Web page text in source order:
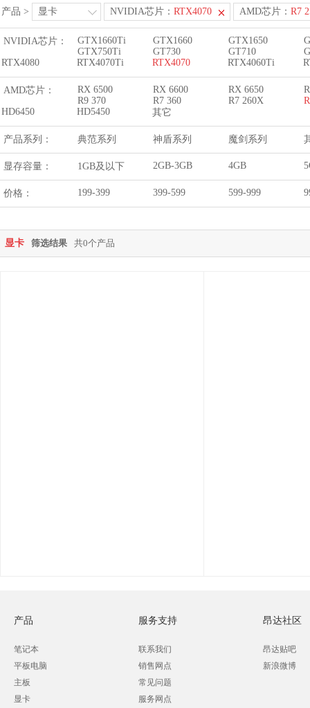
产品 > 显卡 NVIDIA芯片： RTX4070 AMD芯片： R7
NVIDIA芯片： GTX1660Ti GTX1660 GTX1650
GTX750Ti
GT730 GT710
RTX4080
RTX4070Ti RTX4070 RTX4060Ti
AMD芯片： RX 6500 RX 6600 RX 6650
R9 370
R7 360 R7 260X
HD6450
HD5450 其它
产品系列： 典范系列 神盾系列 魔剑系列
显存容量： 1GB及以下 2GB-3GB 4GB
价格： 199-399 399-599 599-999
显卡 筛选结果 共0个产品
产品
笔记本
平板电脑
主板
显卡
服务支持
联系我们
销售网点
常见问题
服务网点
昂达社区
昂达贴吧
新浪微博